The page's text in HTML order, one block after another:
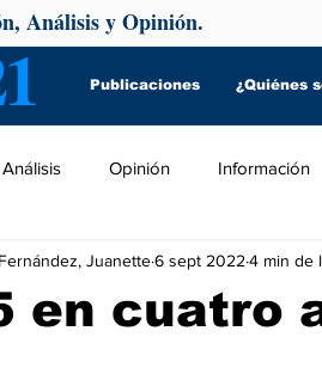
Publicaciones ¿Quiénes
Análisis y Opinión.
Análisis Opinión Información
en cuatro
Juanette6 sept 2022 4 min de